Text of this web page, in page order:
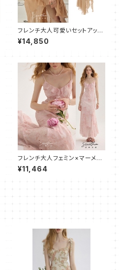
フレンチ大人可愛いセットアップ
フリル×フリンジ
¥14,850
フレンチ大人フェミン×マーメイ
ド キャミワンピース フレア
¥11,464